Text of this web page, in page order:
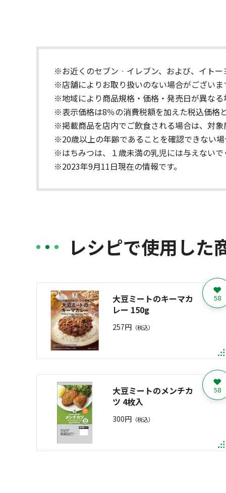
※お近くのセブン‐イレブン、および、イトー
※店舗によりお取り扱いのない場合がございま
※地域により商品規格・価格・発売日が異なる
※表示価格は8％の消費税額を加えた税込価格
※掲載商品を店内でご飲食される場合は、対
※20歳以上の年齢であることを確認できない
※はちみつは、１歳未満の乳児には与えないで
※2023年9月11日現在の情報です。
レシピで使用した
大豆ミートのキーマカ
レー 150g
257円 （税込）
58
大豆ミートのメンチカ
ツ 4枚入
300円 （税込）
58